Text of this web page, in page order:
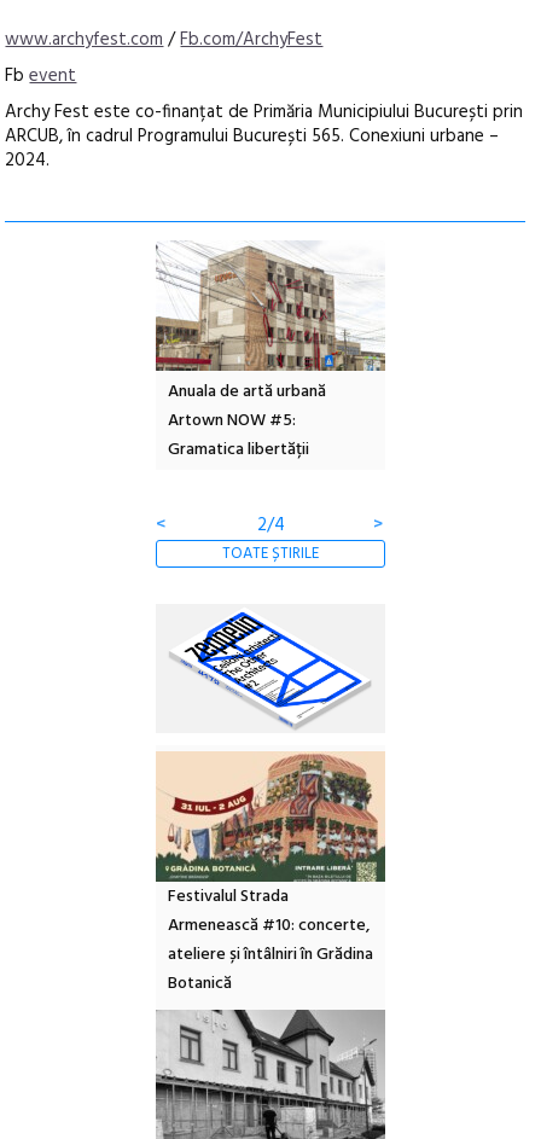
www.archyfest.com/Fb.com/ArchyFest
Fbevent
Archy Fest este co-finanțat de Primăria Municipiului București prin
ARCUB, în cadrul Programului București 565. Conexiuni urbane –
2024.
Anuala de artă urbană
Artown NOW #5:
Gramatica libertății
< 2/4 >
TOATE ȘTIRILE
Festivalul Strada
Armenească #10: concerte,
ateliere și întâlniri în Grădina
Botanică